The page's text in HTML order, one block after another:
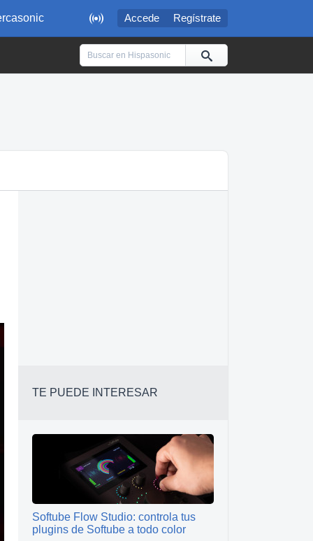
 Accede Regístrate
TE PUEDE INTERESAR
Softube Flow Studio: controla tus
plugins de Softube a todo color